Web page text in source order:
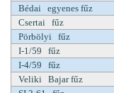
Bédai egyenes fűz
Csertai fűz
Pörbölyi fűz
I-1/59 fűz
I-4/59 fűz
Veliki Bajar fűz